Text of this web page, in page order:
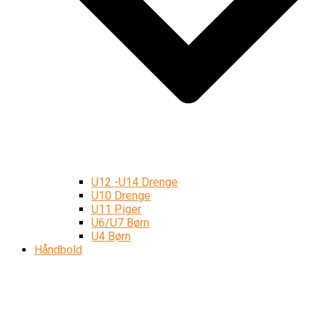
U12 -U14 Drenge
U10 Drenge
U11 Piger
U6/U7 Børn
U4 Børn
Håndbold